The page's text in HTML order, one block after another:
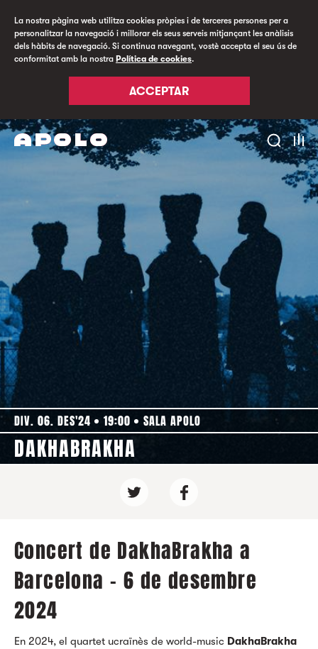
La nostra pàgina web utilitza cookies pròpies i de terceres persones per a
personalitzar la navegació i millorar els seus serveis mitjançant les anàlisis
dels hàbits de navegació. Si continua navegant, vostè accepta el seu ús de
conformitat amb la nostra Política de cookies.
ACCEPTAR
DIV. 06. DES'24 19:00 SALA APOLO
DAKHABRAKHA
Concert de DakhaBrakha a
Barcelona - 6 de desembre
2024
En 2024, el quartet ucraïnès de world-music DakhaBrakha